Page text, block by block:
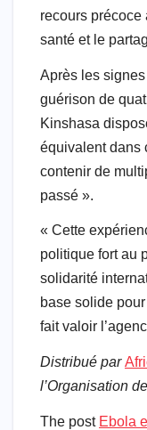
recours précoce
santé et le
Après les
guérison de
Kinshasa
équivalent dans
contenir de
passé ».
« Cette
politique fort au
solidarité
base solide
fait valoir
Distribué par
l’Organisation
The post Ebola